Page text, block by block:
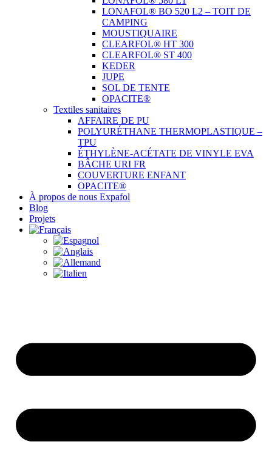
LONAFOL® BO 520 L2 – TOIT DE
CAMPING
MOUSTIQUAIRE
CLEARFOL® HT 300
CLEARFOL® ST 400
KEDER
JUPE
SOL DE TENTE
OPACITE®
Textiles sanitaires
AFFAIRE DE PU
POLYURÉTHANE THERMOPLASTIQUE –
TPU
ÉTHYLÈNE-ACÉTATE DE VINYLE EVA
BÂCHE URI FR
COUVERTURE ENFANT
OPACITE®
À propos de nous Expafol
Blog
Projets